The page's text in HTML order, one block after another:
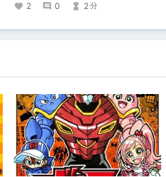
2
0 2分